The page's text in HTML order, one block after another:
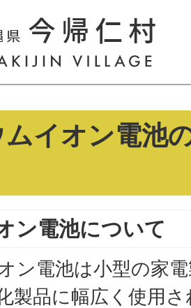
ムイオン電池
ン電池について
ン電池は小型の家
製品に幅広く使用